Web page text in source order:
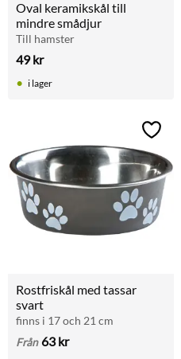
Oval keramikskål till
mindre smådjur
Till hamster
49kr
i lager
Rostfriskål med tassar
svart
finns i 17 och 21 cm
Från 63kr
Lägg